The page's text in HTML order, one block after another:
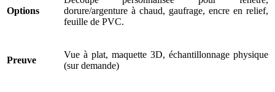
Options
dorure/argenture à chaud, gaufrage, encre en relief,
feuille de PVC.
Preuve
Vue à plat, maquette 3D, échantillonnage physique
(sur demande)